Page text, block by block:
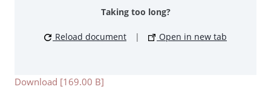
Taking too long?
Reload document | Open in new tab
Download [169.00 B]